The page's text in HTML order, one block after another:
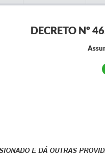
DECRETO Nº
E DÁ OUTRAS